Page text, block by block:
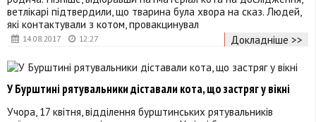
14.08.2017 12:27
ветлікарі підтвердили, що тварина була хвора на сказ. Людей,
які контактували з котом, провакцинувал
Докладніше >>
У Бурштині рятувальники діставали кота, що застряг у вікні
Учора, 17 квітня, відділення бурштинських рятувальників